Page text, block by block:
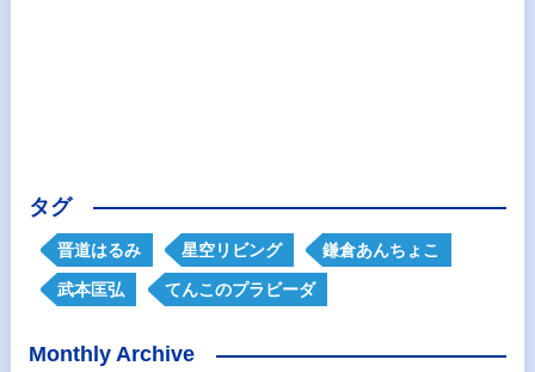
タグ
晋道はるみ 星空リビング 鎌倉あんちょこ
武本匡弘 てんこのプラビーダ
Monthly Archive